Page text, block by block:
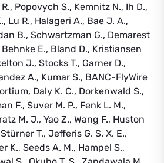
Popovych S., Kemnitz N., Ih D.,
Lu R., Halageri A., Bae J. A.,
B., Schwartzman G., Demarest
Behnke E., Bland D., Kristiansen
J., Stocks T., Garner D.,
A., Kumar S., BANC-FlyWire
Daly K. C., Dorkenwald S.,
F., Suver M. P., Fenk L. M.,
M. J., Yao Z., Wang F., Huston
T., Jefferis G. S. X. E.,
K., Seeds A. M., Hampel S.,